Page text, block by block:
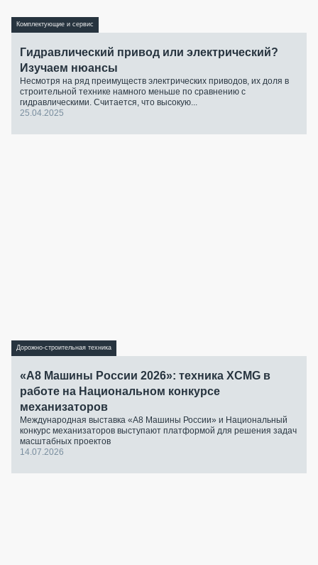
Комплектующие и сервис
Гидравлический привод или электрический?
Изучаем нюансы
Несмотря на ряд преимуществ электрических приводов, их доля в
строительной технике намного меньше по сравнению с
гидравлическими. Считается, что высокую...
25.04.2025
Дорожно-строительная техника
«А8 Машины России 2026»: техника XCMG в
работе на Национальном конкурсе
механизаторов
Международная выставка «А8 Машины России» и Национальный
конкурс механизаторов выступают платформой для решения задач
масштабных проектов
14.07.2026